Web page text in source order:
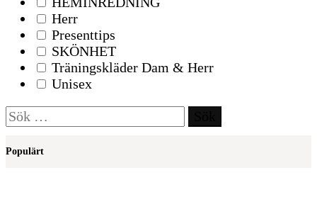
Herr
Presenttips
SKÖNHET
Träningskläder Dam & Herr
Unisex
Sök
efter:
Populärt